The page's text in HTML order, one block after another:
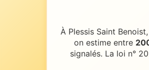
À Plessis Saint
on estime entre
signalés. La loi n°